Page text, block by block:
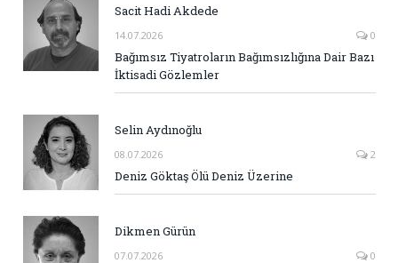
Sacit Hadi Akdede
14.07.2026 0
Bağımsız Tiyatroların Bağımsızlığına Dair Bazı
İktisadi Gözlemler
Selin Aydınoğlu
08.07.2026 2
Deniz Göktaş Ölü Deniz Üzerine
Dikmen Gürün
07.07.2026 0